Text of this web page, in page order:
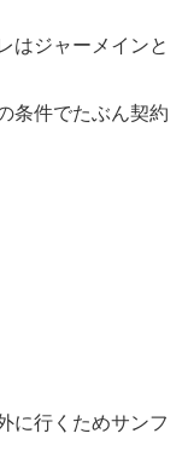
はジャーメインと
条件でたぶん契約
に行くためサンフ